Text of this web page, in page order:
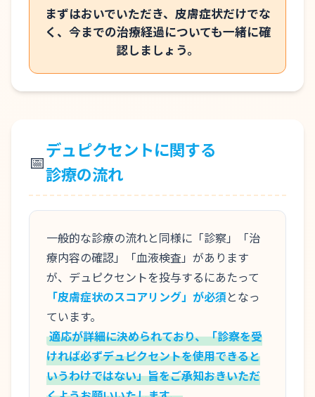
まずはおいでいただき、皮膚症状だけでな
く、今までの治療経過についても一緒に確
認しましょう。
📅デュピクセントに関する
診療の流れ
一般的な診療の流れと同様に「診察」「治
療内容の確認」「血液検査」があります
が、デュピクセントを投与するにあたって
「皮膚症状のスコアリング」が必須となっ
ています。
適応が詳細に決められており、「診察を受
ければ必ずデュピクセントを使用できると
いうわけではない」旨をご承知おきいただ